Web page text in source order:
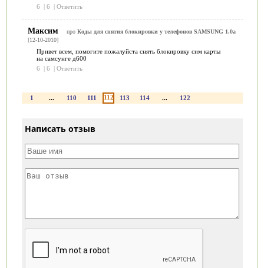
6
| 6 | Ответить
Максим про Коды для снятия блокировки у телефонов SAMSUNG 1.0a
[12-10-2010]
Привет всем, помогите пожалуйста снять блокировку сим карты
на самсунге д600
6
| 6 | Ответить
1 ... 110 111 112 113 114 ... 122
Написать отзыв